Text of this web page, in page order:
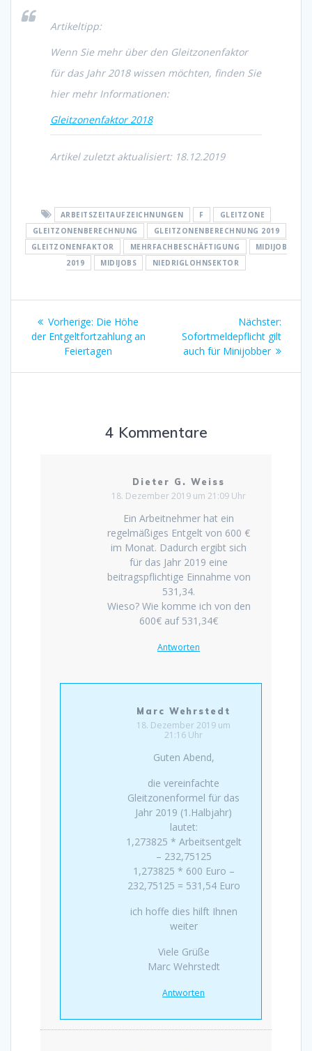
Artikeltipp:
Wenn Sie mehr über den Gleitzonenfaktor
für das Jahr 2018 wissen möchten, finden Sie
hier mehr Informationen:
Gleitzonenfaktor 2018
Artikel zuletzt aktualisiert: 18.12.2019
ARBEITSZEITAUFZEICHNUNGEN F
GLEITZONE
GLEITZONENBERECHNUNG
GLEITZONENBERECHNUNG 2019
GLEITZONENFAKTOR
MEHRFACHBESCHÄFTIGUNG
MIDIJOB
2019
MIDIJOBS NIEDRIGLOHNSEKTOR
Beitragsnavigation
Vorherige: Vorheriger
Beitrag:
Die Höhe
der Entgeltfortzahlung an
Feiertagen
Nächster:
Sofortmeldepflicht gilt
auch für Minijobber
4 Kommentare
Dieter G. Weiss
18. Dezember 2019 um 21:09 Uhr
Ein Arbeitnehmer hat ein
regelmäßiges Entgelt von 600 €
im Monat. Dadurch ergibt sich
für das Jahr 2019 eine
beitragspflichtige Einnahme von
531,34.
Wieso? Wie komme ich von den
600€ auf 531,34€
Antworten
Marc Wehrstedt
18. Dezember 2019 um
21:16 Uhr
Guten Abend,
die vereinfachte
Gleitzonenformel für das
Jahr 2019 (1.Halbjahr)
lautet:
1,273825 * Arbeitsentgelt
– 232,75125
1,273825 * 600 Euro –
232,75125 = 531,54 Euro
ich hoffe dies hilft Ihnen
weiter
Viele Grüße
Marc Wehrstedt
Antworten